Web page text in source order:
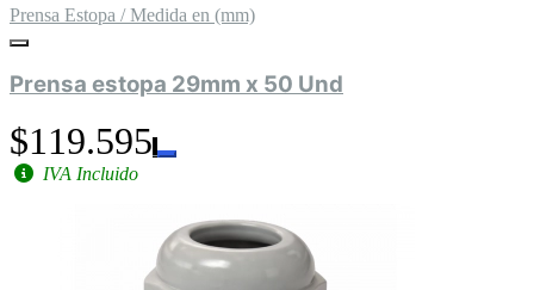
Prensa Estopa / Medida en (mm)
Prensa estopa 29mm x 50 Und
$119.595
IVA Incluido